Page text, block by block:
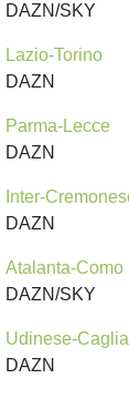
DAZN/SKY
Lazio-Torino
DAZN
Parma-Lecce
DAZN
Inter-
DAZN
Atalanta-Como
DAZN/SKY
Udinese-
DAZN